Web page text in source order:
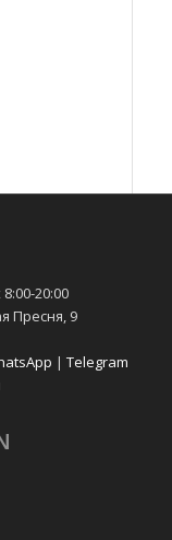
20:00
Пресня, 9
| Telegram